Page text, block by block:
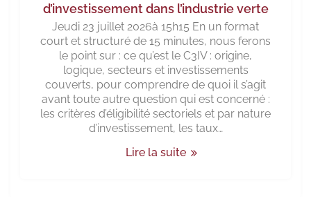
d’investissement dans l’industrie verte
Jeudi 23 juillet 2026à 15h15 En un format
court et structuré de 15 minutes, nous ferons
le point sur : ce qu’est le C3IV : origine,
logique, secteurs et investissements
couverts, pour comprendre de quoi il s’agit
avant toute autre question qui est concerné :
les critères d’éligibilité sectoriels et par nature
d’investissement, les taux…
Lire la suite